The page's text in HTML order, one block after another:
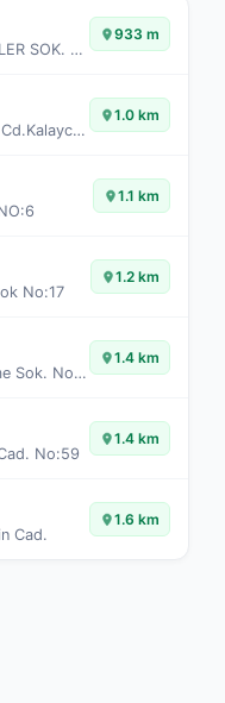
YANCIKÇI ŞAHİN MAH. ELEKÇİLER SOK. NO:10/21
933 m
Abdurrahman Mh.Eski İstanbul Cd.Kalaycı Sk.No:160
1.0 km
1.1 km
No:17
1.2 km
Abdurrahman Mah. Nazır Çeşme Sok. No:4B/56-57-58
1.4 km
No:59
1.4 km
Cad.
1.6 km